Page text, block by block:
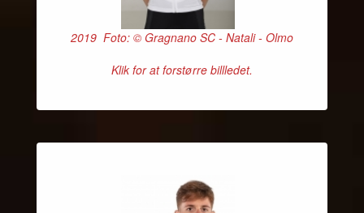
2019 Foto: © Gragnano SC - Natali - Olmo
Klik for at forstørre billledet.